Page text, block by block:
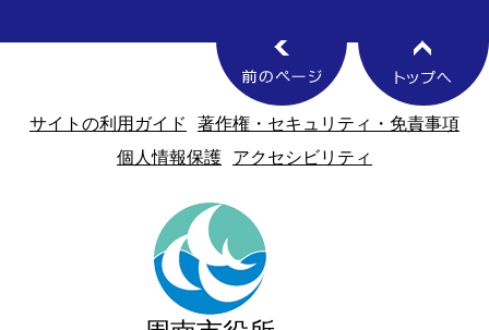
サイトの利用ガイド
著作権・セキュリティ・免責事項
個人情報保護
アクセシビリティ